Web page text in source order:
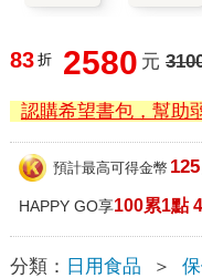
83 折 2580 元
認購希望書包，幫助
預計最高可得金幣 125
HAPPY GO享100累1點
分類： 日用食品 ＞